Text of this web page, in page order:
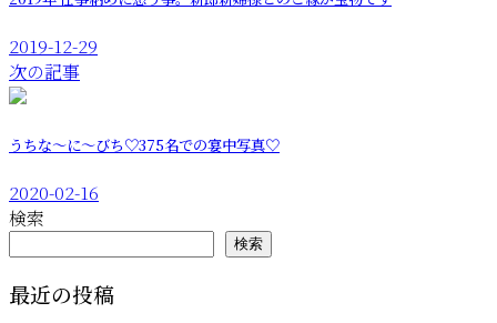
2019-12-29
次の記事
うちな〜に〜びち♡375名での宴中写真♡
2020-02-16
検索
検索
最近の投稿